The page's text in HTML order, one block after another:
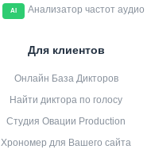
AI Анализатор частот аудио
Для клиентов
Онлайн База Дикторов
Найти диктора по голосу
Студия Овации Production
Хрономер для Вашего сайта